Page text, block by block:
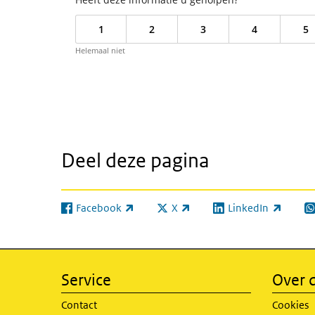
1 2 3 4 5
Helemaal niet
Deel deze pagina
Facebook
(externe link) X
(externe link) LinkedIn
(externe link)
Service
Contact
Over
Cookies